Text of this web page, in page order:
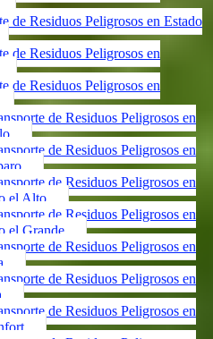
de Residuos Peligrosos en Estado
de Residuos Peligrosos en
de Residuos Peligrosos en
de Residuos Peligrosos en
de Residuos Peligrosos en
de Residuos Peligrosos en
el Alto
de Residuos Peligrosos en
el Grande
de Residuos Peligrosos en
de Residuos Peligrosos en
de Residuos Peligrosos en